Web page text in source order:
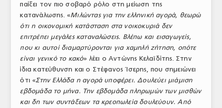
παίξει τον πιο σοβαρό ρόλο στη μείωση της
κατανάλωσης. «Μιλώντας για την ελληνική αγορά, θεωρώ
ότι η οικονομική κατάσταση στα νοικοκυριά δεν
επιτρέπει μεγάλες καταναλώσεις. Βλέπω και εισαγωγείς,
που κι αυτοί διαμαρτύρονται για χαμηλή ζήτηση, οπότε
είναι γενικό το κακό» λέει ο Αντώνης Κελαϊδίτης. Στην
ίδια κατεύθυνση και ο Στέφανος Ίσερης, που σημειώνει
ότι «Στην Ελλάδα η αγορά υποφέρει. Δουλεύει μιάμιση
εβδομάδα το μήνα. Την εβδομάδα πληρωμών των μισθών
και δη των συντάξεων τα κρεοπωλεία δουλεύουν. Από